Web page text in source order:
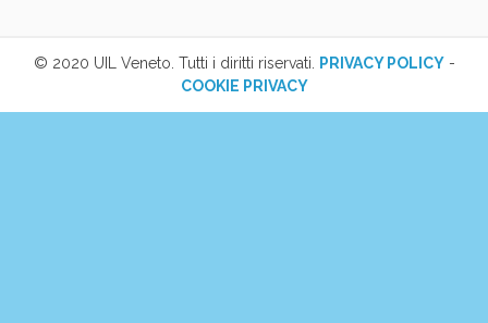
© 2020 UIL Veneto. Tutti i diritti riservati. PRIVACY POLICY-
COOKIE PRIVACY